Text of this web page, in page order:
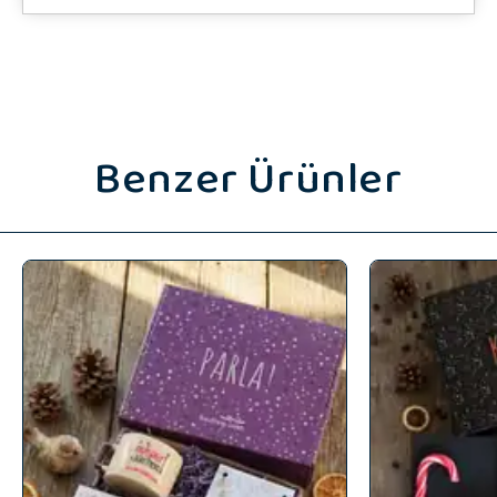
Benzer Ürünler